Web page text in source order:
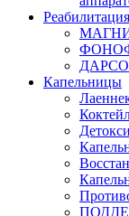
Капельницы